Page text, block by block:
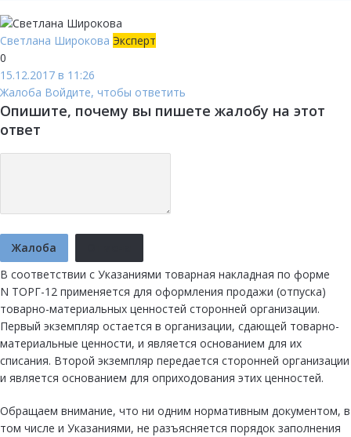
Светлана Широкова Эксперт
0
15.12.2017 в 11:26
Жалоба Войдите, чтобы ответить
Опишите, почему вы пишете жалобу на этот
ответ
Жалоба
В соответствии с Указаниями товарная накладная по форме
N ТОРГ-12 применяется для оформления продажи (отпуска)
товарно-материальных ценностей сторонней организации.
Первый экземпляр остается в организации, сдающей товарно-
материальные ценности, и является основанием для их
списания. Второй экземпляр передается сторонней организации
и является основанием для оприходования этих ценностей.
Обращаем внимание, что ни одним нормативным документом, в
том числе и Указаниями, не разъясняется порядок заполнения